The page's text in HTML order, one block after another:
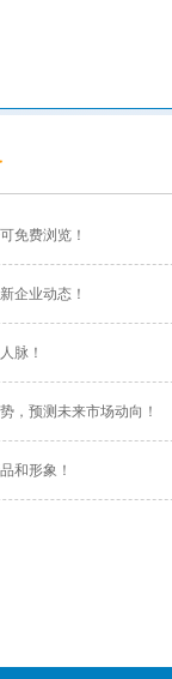
免费浏览！
企业动态！
脉！
，预测未来市场动向！
和形象！